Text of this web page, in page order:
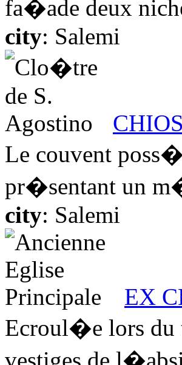
fa�ade deux
city: Salemi
Le couvent
pr�sentant un
city: Salemi
EX
Ecroul�e lors du
vestiges de